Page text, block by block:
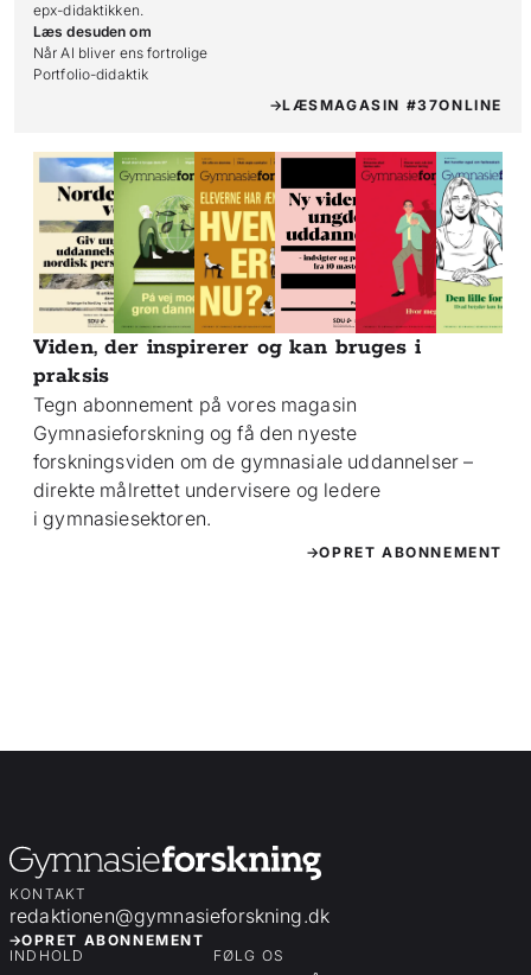
epx-didaktikken.
Læs desuden om
Når AI bliver ens fortrolige
Portfolio-didaktik
LÆSMAGASIN #37ONLINE
Viden, der inspirerer og kan bruges i
praksis
Tegn abonnement på vores magasin
Gymnasieforskning og få den nyeste
forskningsviden om de gymnasiale uddannelser –
direkte målrettet undervisere og ledere
i gymnasiesektoren.
OPRET ABONNEMENT
KONTAKT
redaktionen@gymnasieforskning.dk
OPRET ABONNEMENT
INDHOLD
FØLG OS